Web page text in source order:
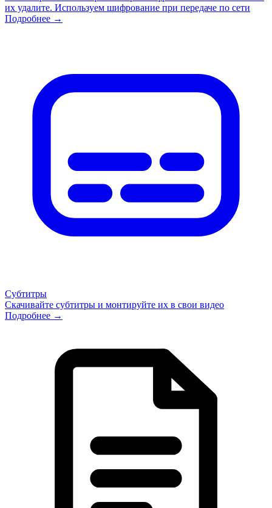
их удалите. Используем шифрование при передаче по сети
Подробнее →
Субтитры
Скачивайте субтитры и монтируйте их в свои видео
Подробнее →